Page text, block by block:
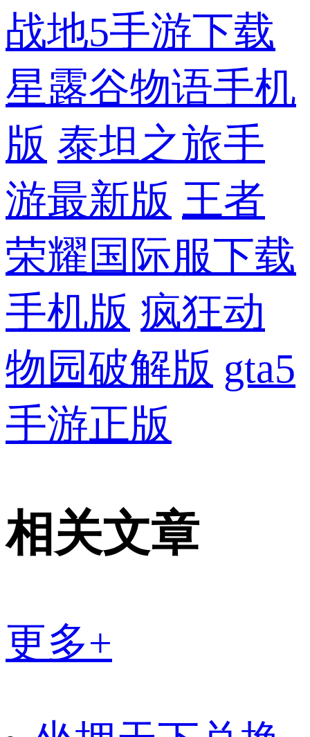
战地5手游下载
星露谷物语手机
版 泰坦之旅手
游最新版 王者
荣耀国际服下载
手机版 疯狂动
物园破解版 gta5
手游正版
相关文章
更多+